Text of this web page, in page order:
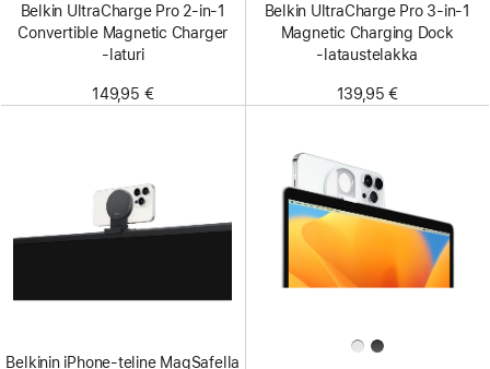
Belkin UltraCharge Pro 2-in-1
Convertible Magnetic Charger
‑laturi
149,95 €
Belkin UltraCharge Pro 3-in-1
Magnetic Charging Dock
‑lataustelakka
139,95 €
Belkinin iPhone-teline MagSafella